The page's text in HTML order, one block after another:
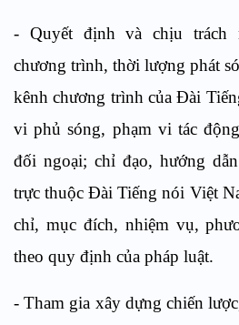
- Quyết định và chịu trách
chương trình, thời lượng phát
kênh chương trình của Đài
vi phủ sóng, phạm vi tác
đối ngoại; chỉ đạo, hướng
trực thuộc Đài Tiếng nói Việt
chỉ, mục đích, nhiệm vụ,
theo quy định của pháp luật.
- Tham gia xây dựng chiến